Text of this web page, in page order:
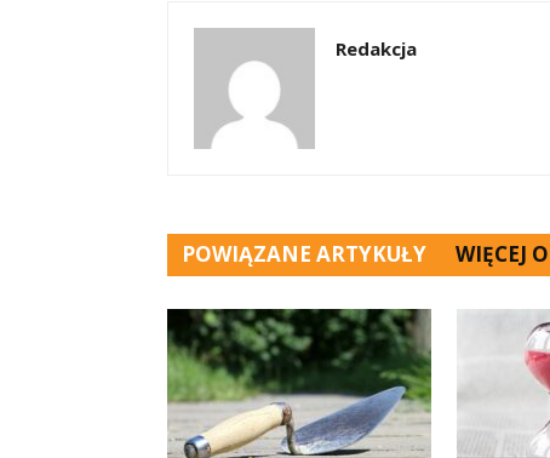
Redakcja
POWIĄZANE ARTYKUŁY WIĘCEJ